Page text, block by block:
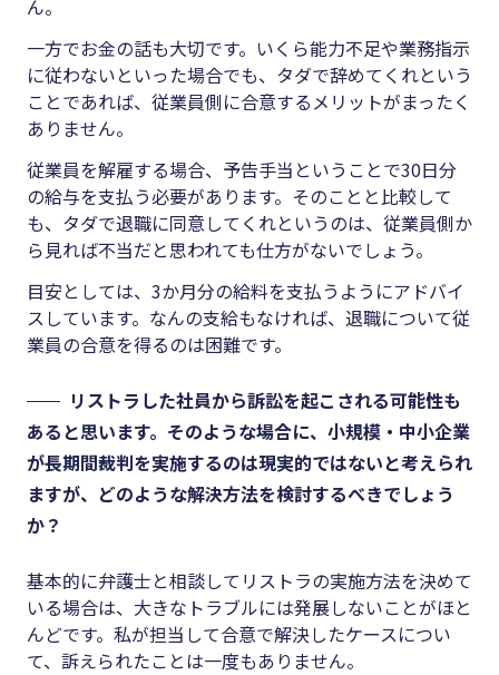
ん。
一方でお金の話も大切です。いくら能力不足や業務指示
に従わないといった場合でも、タダで辞めてくれという
ことであれば、従業員側に合意するメリットがまったく
ありません。
従業員を解雇する場合、予告手当ということで30日分
の給与を支払う必要があります。そのことと比較して
も、タダで退職に同意してくれというのは、従業員側か
ら見れば不当だと思われても仕方がないでしょう。
目安としては、 3か月分の給料を支払うようにアドバイ
スしています。なんの支給もなければ、退職について従
業員の合意を得るのは困難です。
リストラした社員から訴訟を起こされる可能性も
あると思います。そのような場合に、小規模・中小企業
が長期間裁判を実施するのは現実的ではないと考えられ
ますが、どのような解決方法を検討するべきでしょう
か？
基本的に弁護士と相談してリストラの実施方法を決めて
いる場合は、大きなトラブルには発展しないことがほと
んどです。私が担当して合意で解決したケースについ
て、訴えられたことは一度もありません。